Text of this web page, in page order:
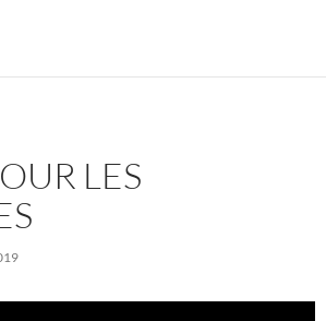
LES